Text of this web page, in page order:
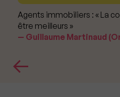
Agents immobiliers : « La
être meilleurs »
Guillaume Martinaud